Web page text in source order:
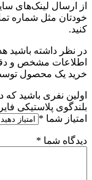
از ارسال لینک‌های
خودتان مثل شماره
کنید.
در نظر داشته باشید
اطلاعات مشخص و
خرید یک محصول
اولین نفری باشید که
بلندگوی پلاستیکی
امتیاز شما *
دیدگاه شما *